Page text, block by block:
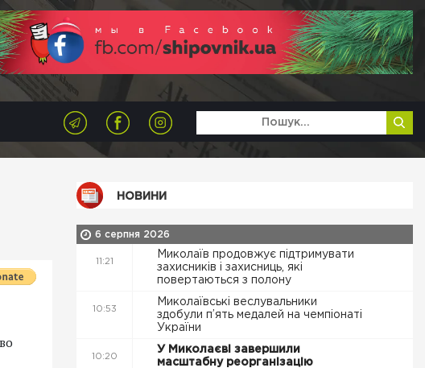
НОВИНИ
6 серпня 2026
11:21
Миколаїв продовжує підтримувати
захисників і захисниць, які
повертаються з полону
10:53
Миколаївські веслувальники
здобули п’ять медалей на чемпіонаті
України
10:20
У Миколаєві завершили
масштабну реорганізацію